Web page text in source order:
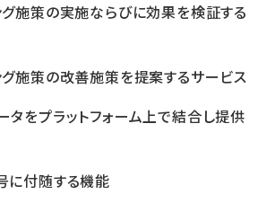
グ施策の実施ならびに効果を検証する
グ施策の改善施策を提案するサービス
タをプラットフォーム上で結合し提供
に付随する機能